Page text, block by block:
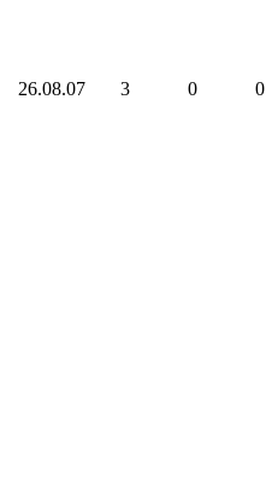
26.08.07 3 0 0